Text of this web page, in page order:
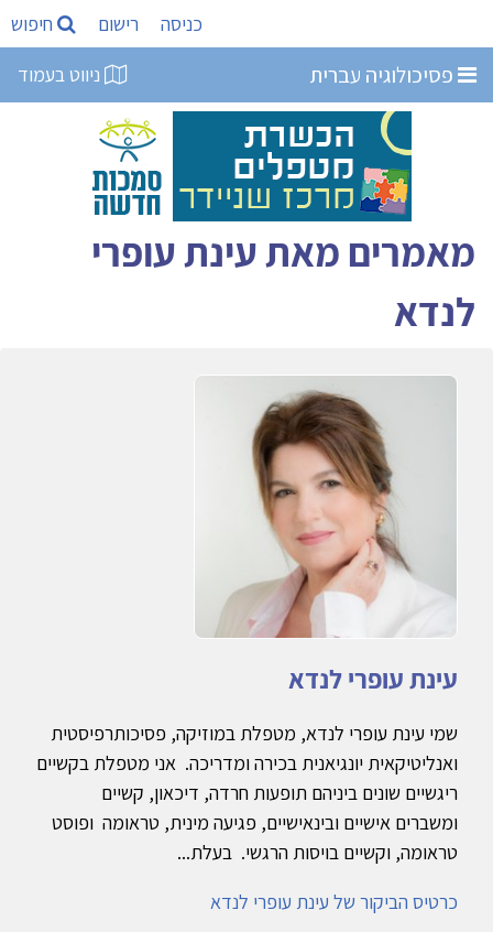
כניסה רישום חיפוש
פסיכולוגיה עברית ניווט בעמוד
מאמרים מאת עינת עופרי
לנדא
עינת עופרי לנדא
שמי עינת עופרי לנדא, מטפלת במוזיקה, פסיכותרפיסטית
ואנליטיקאית יונגיאנית בכירה ומדריכה. אני מטפלת בקשיים
ריגשיים שונים ביניהם תופעות חרדה, דיכאון, קשיים
ומשברים אישיים ובינאישיים, פגיעה מינית, טראומה ופוסט
טראומה, וקשיים בויסות הרגשי. בעלת...
כרטיס הביקור של עינת עופרי לנדא